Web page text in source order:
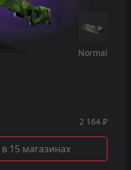
Normal
2 164 ₽
в 15 магазинах